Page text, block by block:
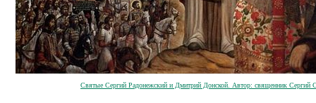
Святые Сергий Радонежский и Дмитрий Донской. Автор: священник Сергий